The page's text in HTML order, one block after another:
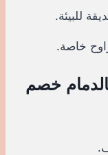
للبيئة.
خاصة.
خصم